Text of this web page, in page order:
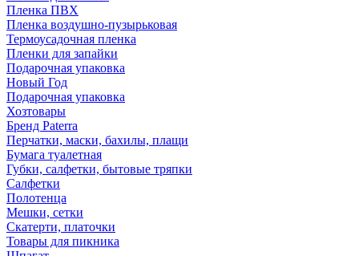
Пленка ПВХ
Пленка воздушно-пузырьковая
Термоусадочная пленка
Пленки для запайки
Подарочная упаковка
Новый Год
Подарочная упаковка
Хозтовары
Бренд Paterra
Перчатки, маски, бахилы, плащи
Бумага туалетная
Губки, салфетки, бытовые тряпки
Салфетки
Полотенца
Мешки, сетки
Скатерти, платочки
Товары для пикника